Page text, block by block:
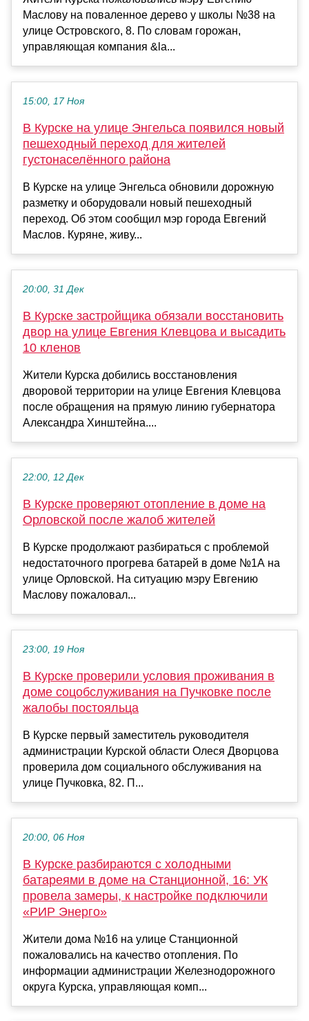
Маслову на поваленное дерево у школы №38 на
улице Островского, 8. По словам горожан,
управляющая компания &la...
15:00, 17 Ноя
В Курске на улице Энгельса появился новый
пешеходный переход для жителей
густонаселённого района
В Курске на улице Энгельса обновили дорожную
разметку и оборудовали новый пешеходный
переход. Об этом сообщил мэр города Евгений
Маслов. Куряне, живу...
20:00, 31 Дек
В Курске застройщика обязали восстановить
двор на улице Евгения Клевцова и высадить
10 кленов
Жители Курска добились восстановления
дворовой территории на улице Евгения Клевцова
после обращения на прямую линию губернатора
Александра Хинштейна....
22:00, 12 Дек
В Курске проверяют отопление в доме на
Орловской после жалоб жителей
В Курске продолжают разбираться с проблемой
недостаточного прогрева батарей в доме №1А на
улице Орловской. На ситуацию мэру Евгению
Маслову пожаловал...
23:00, 19 Ноя
В Курске проверили условия проживания в
доме соцобслуживания на Пучковке после
жалобы постояльца
В Курске первый заместитель руководителя
администрации Курской области Олеся Дворцова
проверила дом социального обслуживания на
улице Пучковка, 82. П...
20:00, 06 Ноя
В Курске разбираются с холодными
батареями в доме на Станционной, 16: УК
провела замеры, к настройке подключили
«РИР Энерго»
Жители дома №16 на улице Станционной
пожаловались на качество отопления. По
информации администрации Железнодорожного
округа Курска, управляющая комп...